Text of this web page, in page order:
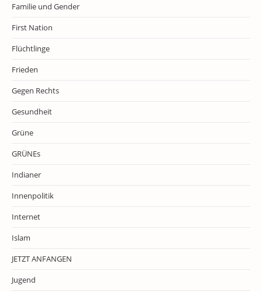
Familie und Gender
First Nation
Flüchtlinge
Frieden
Gegen Rechts
Gesundheit
Grüne
GRÜNEs
Indianer
Innenpolitik
Internet
Islam
JETZT ANFANGEN
Jugend